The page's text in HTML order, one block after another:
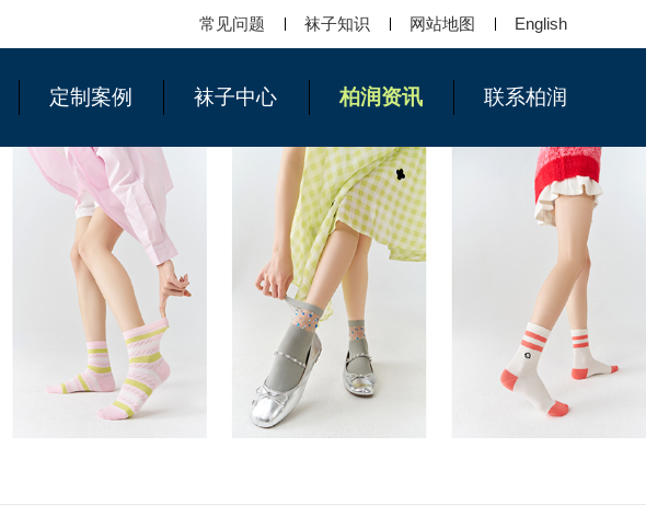
常见问题 袜子知识 网站地图 English
定制案例 袜子中心 柏润资讯 联系柏润